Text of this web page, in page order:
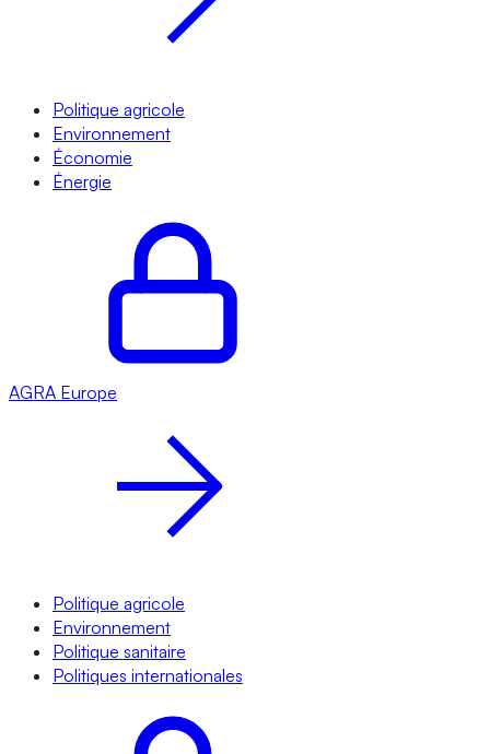
Politique agricole
Environnement
Économie
Énergie
AGRA Europe
Politique agricole
Environnement
Politique sanitaire
Politiques internationales